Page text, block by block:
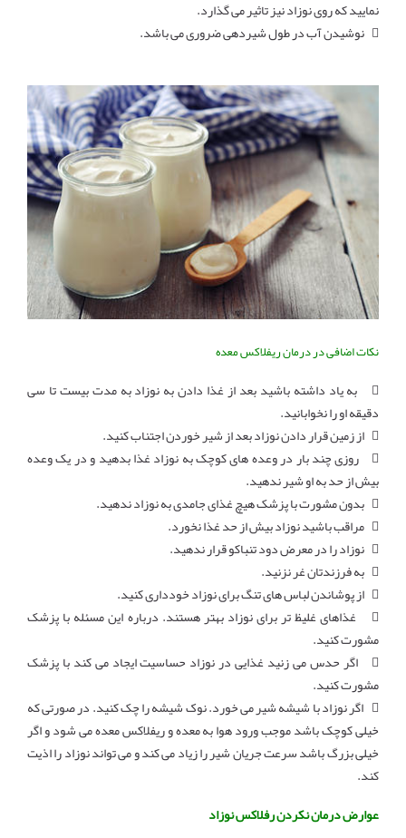
نمایید که روی نوزاد نیز تاثیر می گذارد.
 نوشیدن آب در طول شیردهی ضروری می باشد.
نکات اضافی در درمان ریفلاکس معده
 به یاد داشته باشید بعد از غذا دادن به نوزاد به مدت بیست تا سی
دقیقه او را نخوابانید.
 از زمین قرار دادن نوزاد بعد از شیر خوردن اجتناب کنید.
 روزی چند بار در وعده های کوچک به نوزاد غذا بدهید و در یک وعده
بیش از حد به او شیر ندهید.
 بدون مشورت با پزشک هیچ غذای جامدی به نوزاد ندهید.
 مراقب باشید نوزاد بیش از حد غذا نخورد.
 نوزاد را در معرض دود تنباکو قرار ندهید.
 به فرزندتان غر نزنید.
 از پوشاندن لباس های تنگ برای نوزاد خودداری کنید.
 غذاهای غلیظ تر برای نوزاد بهتر هستند. درباره این مسئله با پزشک
مشورت کنید.
 اگر حدس می زنید غذایی در نوزاد حساسیت ایجاد می کند با پزشک
مشورت کنید.
 اگر نوزاد با شیشه شیر می خورد. نوک شیشه را چک کنید. در صورتی که
خیلی کوچک باشد موجب ورود هوا به معده و ریفلاکس معده می شود و اگر
خیلی بزرگ باشد سرعت جریان شیر را زیاد می کند و می تواند نوزاد را اذیت
کند.
عوارض درمان نکردن رفلاکس نوزاد